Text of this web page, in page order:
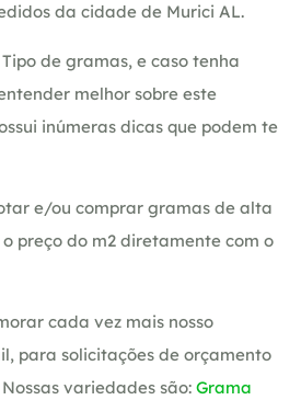
da cidade de Murici AL.
de gramas, e caso tenha
melhor sobre este
inúmeras dicas que podem te
e/ou comprar gramas de alta
preço do m2 diretamente com o
cada vez mais nosso
para solicitações de orçamento
variedades são: Grama